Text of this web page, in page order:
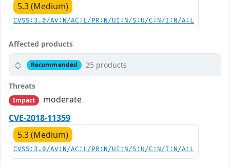
5.3 (Medium)
CVSS:3.0/AV:N/AC:L/PR:N/UI:N/S:U/C:N/I:N/A:L
Affected products
Recommended 25 products
Threats
Impact
moderate
CVE-2018-11359
5.3 (Medium)
CVSS:3.0/AV:N/AC:L/PR:N/UI:N/S:U/C:N/I:N/A:L